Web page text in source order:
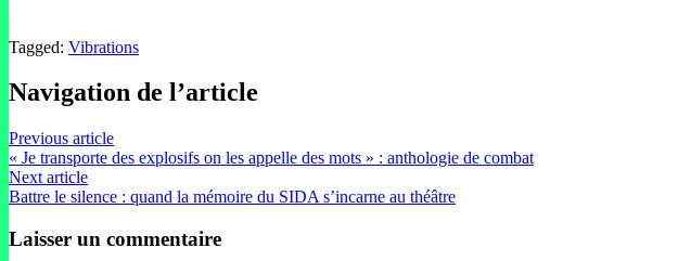
Tagged: Vibrations
Navigation de l’article
Previous article
« Je transporte des explosifs on les appelle des mots » : anthologie de combat
Next article
Battre le silence : quand la mémoire du SIDA s’incarne au théâtre
Laisser un commentaire